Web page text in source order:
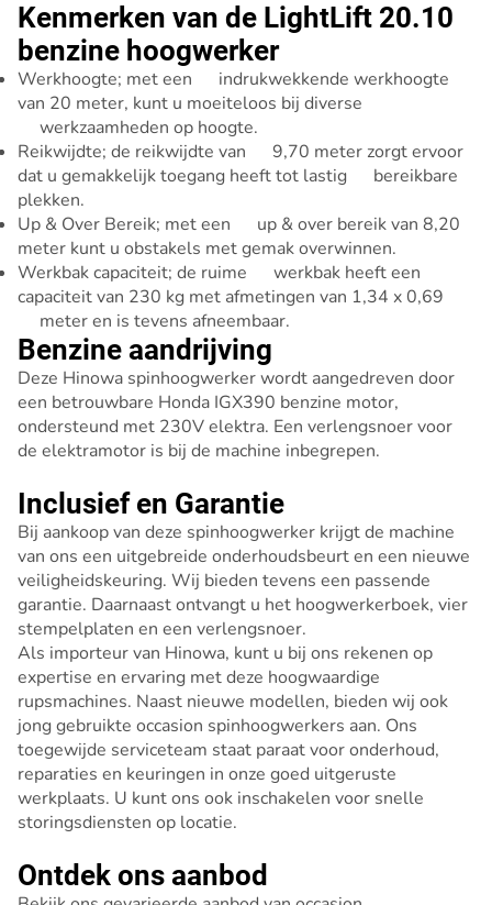
Kenmerken van de LightLift 20.10
benzine hoogwerker
Werkhoogte; met een indrukwekkende werkhoogte
van 20 meter, kunt u moeiteloos bij diverse
werkzaamheden op hoogte.
Reikwijdte; de reikwijdte van 9,70 meter zorgt ervoor
dat u gemakkelijk toegang heeft tot lastig bereikbare
plekken.
Up & Over Bereik; met een up & over bereik van 8,20
meter kunt u obstakels met gemak overwinnen.
Werkbak capaciteit; de ruime werkbak heeft een
capaciteit van 230 kg met afmetingen van 1,34 x 0,69
meter en is tevens afneembaar.
Benzine aandrijving
Deze Hinowa spinhoogwerker wordt aangedreven door
een betrouwbare Honda IGX390 benzine motor,
ondersteund met 230V elektra. Een verlengsnoer voor
de elektramotor is bij de machine inbegrepen.
Inclusief en Garantie
Bij aankoop van deze spinhoogwerker krijgt de machine
van ons een uitgebreide onderhoudsbeurt en een nieuwe
veiligheidskeuring. Wij bieden tevens een passende
garantie. Daarnaast ontvangt u het hoogwerkerboek, vier
stempelplaten en een verlengsnoer.
Als importeur van Hinowa, kunt u bij ons rekenen op
expertise en ervaring met deze hoogwaardige
rupsmachines. Naast nieuwe modellen, bieden wij ook
jong gebruikte occasion spinhoogwerkers aan. Ons
toegewijde serviceteam staat paraat voor onderhoud,
reparaties en keuringen in onze goed uitgeruste
werkplaats. U kunt ons ook inschakelen voor snelle
storingsdiensten op locatie.
Ontdek ons aanbod